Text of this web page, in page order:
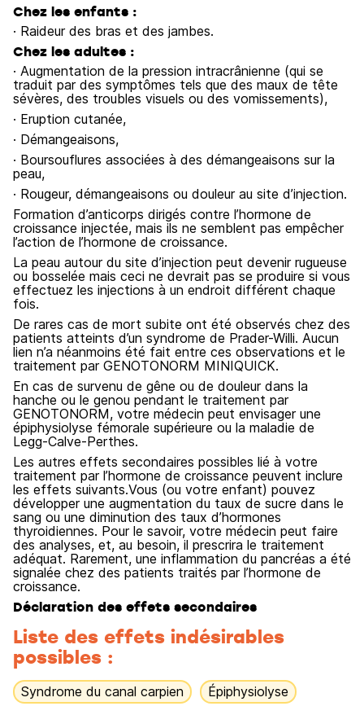
Chez les enfants :
· Raideur des bras et des jambes.
Chez les adultes :
· Augmentation de la pression intracrânienne (qui se
traduit par des symptômes tels que des maux de tête
sévères, des troubles visuels ou des vomissements),
· Eruption cutanée,
· Démangeaisons,
· Boursouflures associées à des démangeaisons sur la
peau,
· Rougeur, démangeaisons ou douleur au site d’injection.
Formation d’anticorps dirigés contre l’hormone de
croissance injectée, mais ils ne semblent pas empêcher
l’action de l’hormone de croissance.
La peau autour du site d’injection peut devenir rugueuse
ou bosselée mais ceci ne devrait pas se produire si vous
effectuez les injections à un endroit différent chaque
fois.
De rares cas de mort subite ont été observés chez des
patients atteints d’un syndrome de Prader-Willi. Aucun
lien n’a néanmoins été fait entre ces observations et le
traitement par GENOTONORM MINIQUICK.
En cas de survenu de gêne ou de douleur dans la
hanche ou le genou pendant le traitement par
GENOTONORM, votre médecin peut envisager une
épiphysiolyse fémorale supérieure ou la maladie de
Legg-Calve-Perthes.
Les autres effets secondaires possibles lié à votre
traitement par l’hormone de croissance peuvent inclure
les effets suivants.Vous (ou votre enfant) pouvez
développer une augmentation du taux de sucre dans le
sang ou une diminution des taux d’hormones
thyroidiennes. Pour le savoir, votre médecin peut faire
des analyses, et, au besoin, il prescrira le traitement
adéquat. Rarement, une inflammation du pancréas a été
signalée chez des patients traités par l’hormone de
croissance.
Déclaration des effets secondaires
Liste des effets indésirables
possibles :
Syndrome du canal carpien Épiphysiolyse